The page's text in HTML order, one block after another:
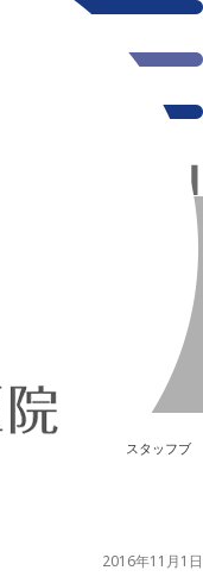
スタッフブ
2016年11月1日